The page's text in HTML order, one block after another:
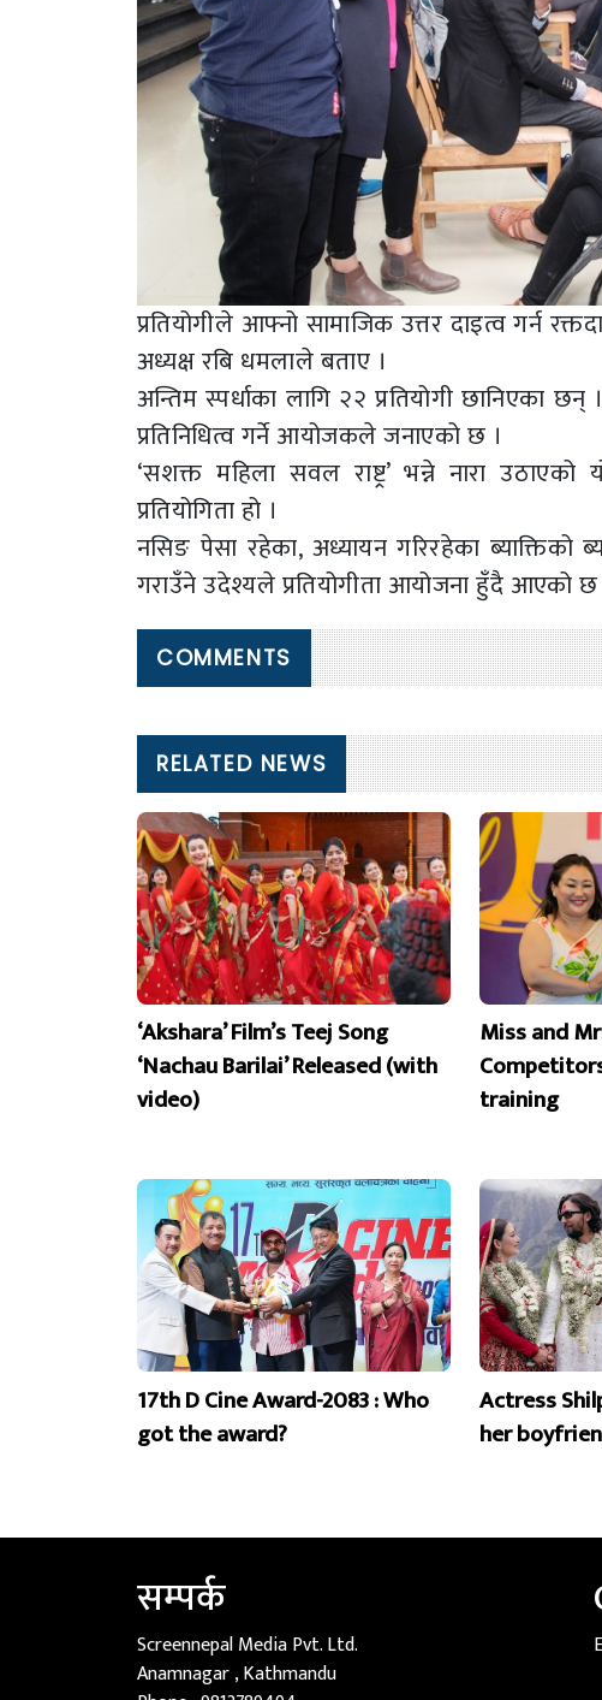
प्रतियोगीले आफ्नो सामाजिक उत्तर दाइत्व गर्न
अध्यक्ष रबि धमलाले बताए ।
अन्तिम स्पर्धाका लागि २२ प्रतियोगी छानिएका छन्
प्रतिनिधित्व गर्ने आयोजकले जनाएको छ ।
‘सशक्त महिला सवल राष्ट्र’ भन्ने नारा
प्रतियोगिता हो ।
नसिङ पेसा रहेका, अध्यायन गरिरहेका ब्याक्तिको
गराउँने उदेश्यले प्रतियोगीता आयोजना हुँदै आएको छ
COMMENTS
RELATED NEWS
‘Akshara’ Film’s Teej Song
‘Nachau Barilai’ Released (with
video)
Miss and
training
17th D Cine Award-2083 : Who
got the award?
Actress
her
सम्पर्क
Screennepal Media Pvt. Ltd.
Anamnagar , Kathmandu